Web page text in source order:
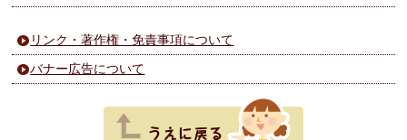
リンク・著作権・免責事項について
バナー広告について